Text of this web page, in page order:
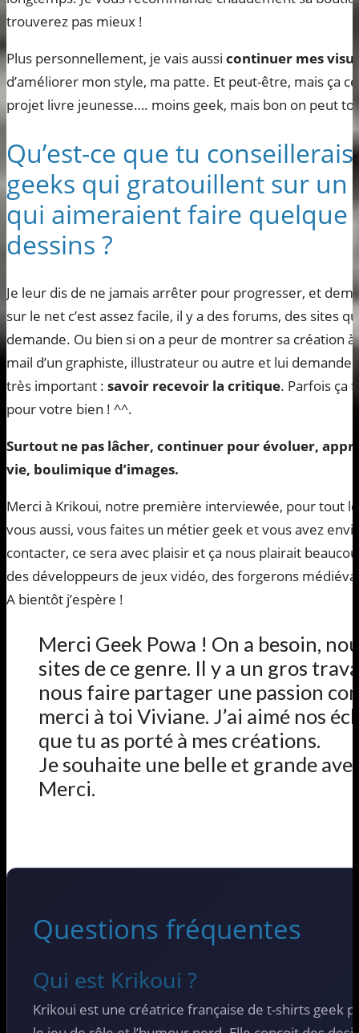
trouverez pas mieux !
Plus personnellement, je vais aussi continuer mes
d’améliorer mon style, ma patte. Et peut-être, mais ça
projet livre jeunesse…. moins geek, mais bon on peut
Qu’est-ce que tu
geeks qui gratouillent sur
qui aimeraient faire quelque
dessins ?
Je leur dis de ne jamais arrêter pour progresser, et
sur le net c’est assez facile, il y a des forums, des sites
demande. Ou bien si on a peur de montrer sa création
mail d’un graphiste, illustrateur ou autre et lui
très important : savoir recevoir la critique. Parfois ça
pour votre bien ! ^^.
Surtout ne pas lâcher, continuer pour évoluer,
vie, boulimique d’images.
Merci à Krikoui, notre première interviewée, pour tout le
vous aussi, vous faites un métier geek et vous avez
contacter, ce sera avec plaisir et ça nous plairait
des développeurs de jeux vidéo, des forgerons
A bientôt j’espère !
Merci Geek Powa ! On a besoin,
sites de ce genre. Il y a un gros
nous faire partager une passion
merci à toi Viviane. J’ai aimé nos
que tu as porté à mes créations.
Je souhaite une belle et grande
Merci.
Questions fréquentes
Qui est Krikoui ?
Krikoui est une créatrice française de t-shirts geek